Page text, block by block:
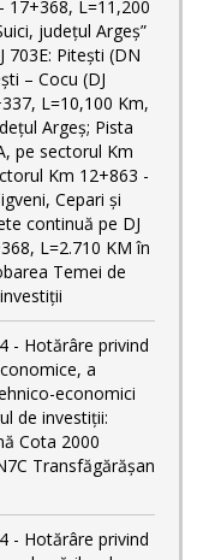
17+368, L=11,200
județul Argeș”
703E: Pitești (DN
– Cocu (DJ
L=10,100 Km,
Argeș; Pista
pe sectorul Km
Km 12+863 -
Cepari și
continuă pe DJ
L=2.710 KM în
Temei de
- Hotărâre privind
a
economici
de investiții:
Cota 2000
Transfăgărășan
- Hotărâre privind